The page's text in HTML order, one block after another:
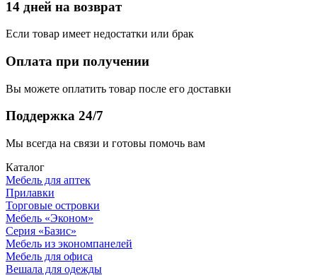
14 дней на возврат
Если товар имеет недостатки или брак
Оплата при получении
Вы можете оплатить товар после его доставки
Поддержка 24/7
Мы всегда на связи и готовы помочь вам
Каталог
Мебель для аптек
Прилавки
Торговые островки
Мебель «Эконом»
Серия «Базис»
Мебель из экономпанелей
Мебель для офиса
Вешала для одежды